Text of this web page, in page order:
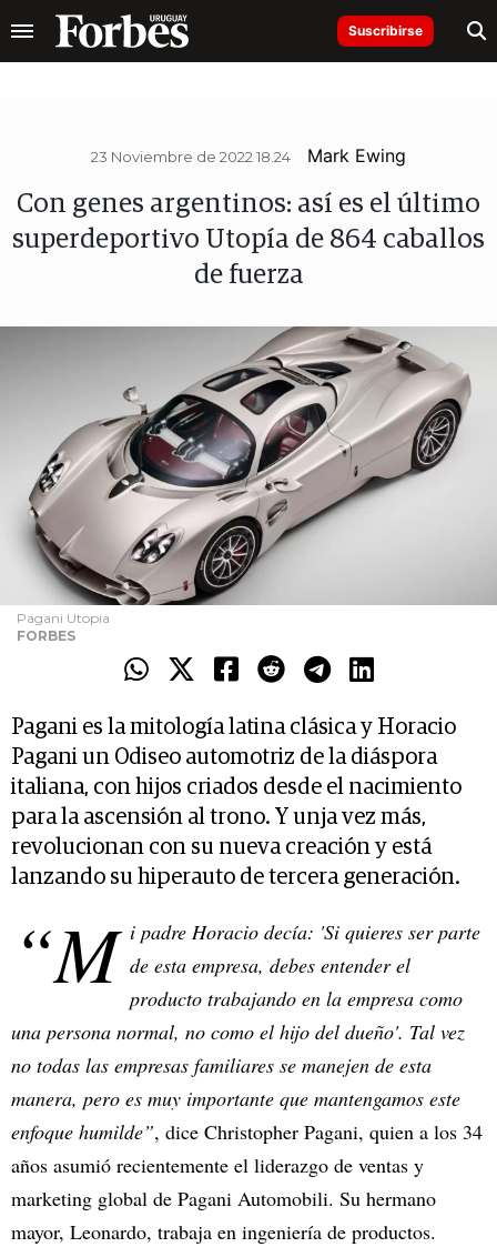
Suscribirse
23 Noviembre de 2022 18.24 Mark Ewing
Con genes argentinos: así es el último
superdeportivo Utopía de 864 caballos
de fuerza
Pagani Utopia
FORBES
Pagani es la mitología latina clásica y Horacio
Pagani un Odiseo automotriz de la diáspora
italiana, con hijos criados desde el nacimiento
para la ascensión al trono. Y unja vez más,
revolucionan con su nueva creación y está
lanzando su hiperauto de tercera generación.
“M i padre Horacio decía: 'Si quieres ser parte
de esta empresa, debes entender el
producto trabajando en la empresa como
una persona normal, no como el hijo del dueño'. Tal vez
no todas las empresas familiares se manejen de esta
manera, pero es muy importante que mantengamos este
enfoque humilde”, dice Christopher Pagani, quien a los 34
años asumió recientemente el liderazgo de ventas y
marketing global de Pagani Automobili. Su hermano
mayor, Leonardo, trabaja en ingeniería de productos.